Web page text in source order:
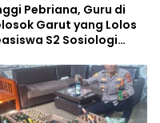
Pebriana, Guru di
Garut yang Lolos
S2 Sosiologi